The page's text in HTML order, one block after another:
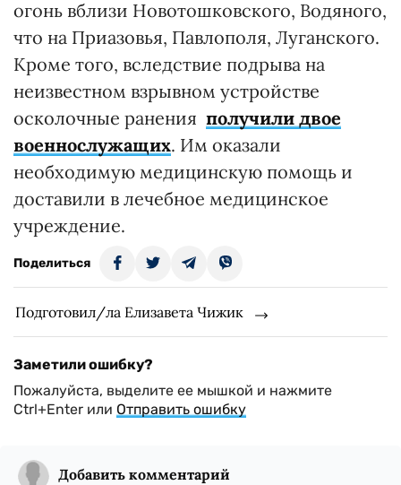
огонь вблизи Новотошковского, Водяного,
что на Приазовья, Павлополя, Луганского.
Кроме того, вследствие подрыва на
неизвестном взрывном устройстве
осколочные ранения получили двое
военнослужащих. Им оказали
необходимую медицинскую помощь и
доставили в лечебное медицинское
учреждение.
Поделиться
Подготовил/ла Елизавета Чижик
Заметили ошибку?
Пожалуйста, выделите ее мышкой и нажмите
Ctrl+Enter или Отправить ошибку
Добавить комментарий